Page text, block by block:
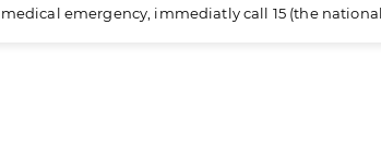
emergency, immediatly call 15 (the